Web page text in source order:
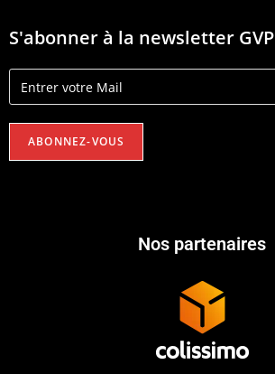
S'abonner à la newsletter GVP
Nos partenaires